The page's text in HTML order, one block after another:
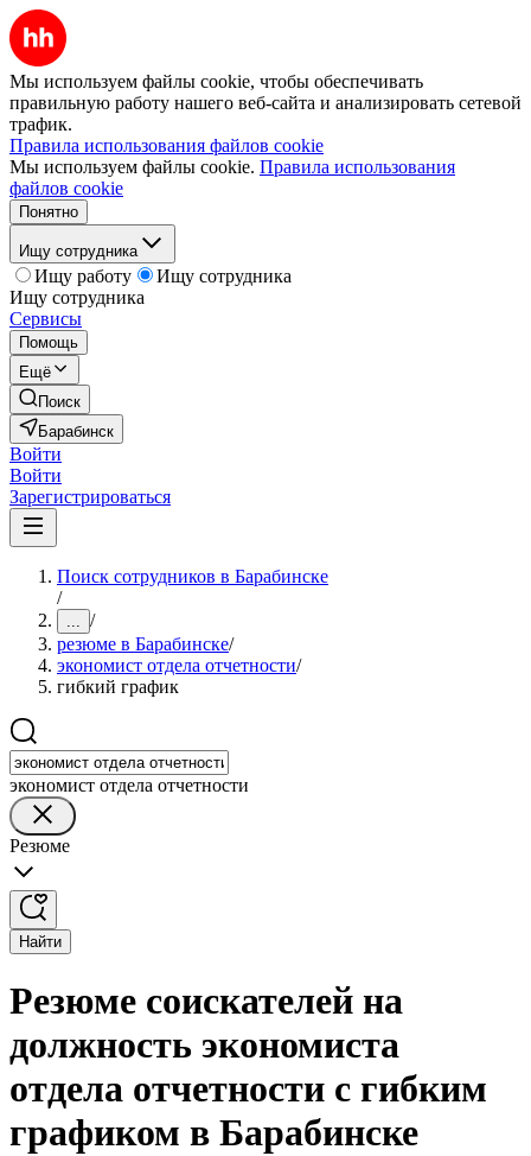
Мы используем файлы cookie, чтобы обеспечивать
правильную работу нашего веб-сайта и анализировать сетевой
трафик.
Правила использования файлов cookie
Мы используем файлы cookie. Правила использования
файлов cookie
Понятно
Ищу сотрудника
Ищу работу
Ищу сотрудника
Ищу сотрудника
Сервисы
Помощь
Ещё
Поиск
Барабинск
Войти
Войти
Зарегистрироваться
Поиск сотрудников в Барабинске
/
... /
резюме в Барабинске/
экономист отдела отчетности/
гибкий график
экономист отдела отчетности
Резюме
Найти
Резюме соискателей на
должность экономиста
отдела отчетности с гибким
графиком в Барабинске